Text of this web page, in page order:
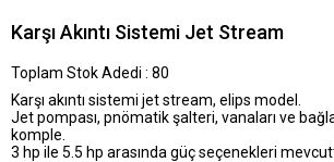
Karşı Akıntı Sistemi Jet Stream
Toplam Stok Adedi : 80
Karşı akıntı sistemi jet stream, elips model.
Jet pompası, pnömatik şalteri, vanaları ve
komple.
3 hp ile 5.5 hp arasında güç seçenekleri